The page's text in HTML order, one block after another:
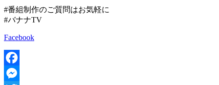
#番組制作のご質問はお気軽に
#バナナTV
Facebook